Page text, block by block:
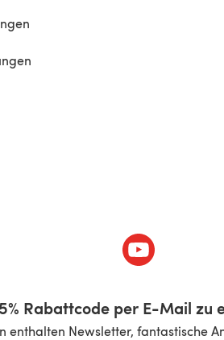
in einem neuen Tab)(öffnet sich in
Rabattcode per E-Mail zu
Newsletter, fantastische